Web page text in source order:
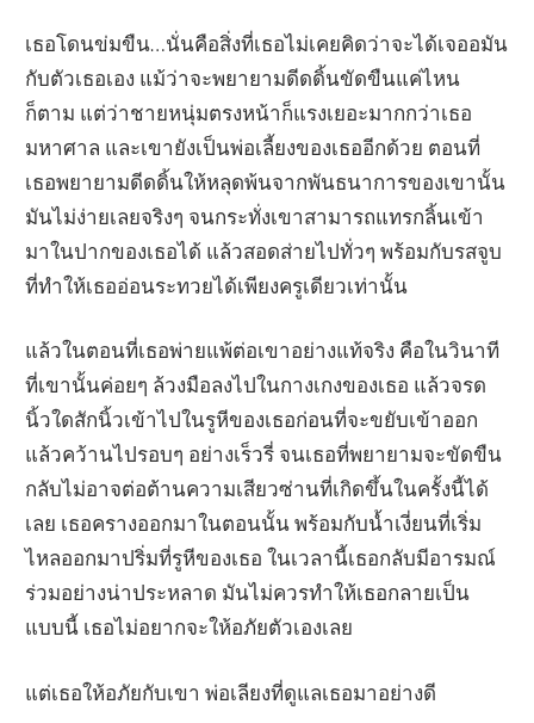
เธอโดนข่มขืน…นั่นคือสิ่งที่เธอไม่เคยคิดว่าจะได้เจออมัน
กับตัวเธอเอง แม้ว่าจะพยายามดีดดิ้นขัดขืนแค่ไหน
ก็ตาม แต่ว่าชายหนุ่มตรงหน้าก็แรงเยอะมากกว่าเธอ
มหาศาล และเขายังเป็นพ่อเลี้ยงของเธออีกด้วย ตอนที่
เธอพยายามดีดดิ้นให้หลุดพ้นจากพันธนาการของเขานั้น
มันไม่ง่ายเลยจริงๆ จนกระทั่งเขาสามารถแทรกลิ้นเข้า
มาในปากของเธอได้ แล้วสอดส่ายไปทั่วๆ พร้อมกับรสจูบ
ที่ทำให้เธออ่อนระทวยได้เพียงครูเดียวเท่านั้น
แล้วในตอนที่เธอพ่ายแพ้ต่อเขาอย่างแท้จริง คือในวินาที
ที่เขานั้นค่อยๆ ล้วงมือลงไปในกางเกงของเธอ แล้วจรด
นิ้วใดสักนิ้วเข้าไปในรูหีของเธอก่อนที่จะขยับเข้าออก
แล้วคว้านไปรอบๆ อย่างเร็วรี่ จนเธอที่พยายามจะขัดขืน
กลับไม่อาจต่อต้านความเสียวซ่านที่เกิดขึ้นในครั้งนี้ได้
เลย เธอครางออกมาในตอนนั้น พร้อมกับน้ำเงี่ยนที่เริ่ม
ไหลออกมาปริ่มที่รูหีของเธอ ในเวลานี้เธอกลับมีอารมณ์
ร่วมอย่างน่าประหลาด มันไม่ควรทำให้เธอกลายเป็น
แบบนี้ เธอไม่อยากจะให้อภัยตัวเองเลย
แต่เธอให้อภัยกับเขา พ่อเลียงที่ดูแลเธอมาอย่างดี